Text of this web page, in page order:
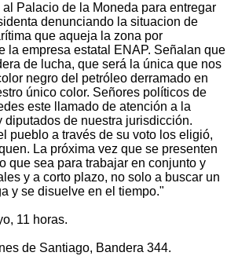
al Palacio de la Moneda para entregar
denunciando la situacion de
que aqueja la zona por
la empresa estatal ENAP. Señalan que
de lucha, que será la única que nos
negro del petróleo derramado en
único color. Señores políticos de
este llamado de atención a la
diputados de nuestra jurisdicción.
pueblo a través de su voto los eligió,
La próxima vez que se presenten
que sea para trabajar en conjunto y
y a corto plazo, no solo a buscar un
y se disuelve en el tiempo."
11 horas.
de Santiago, Bandera 344.